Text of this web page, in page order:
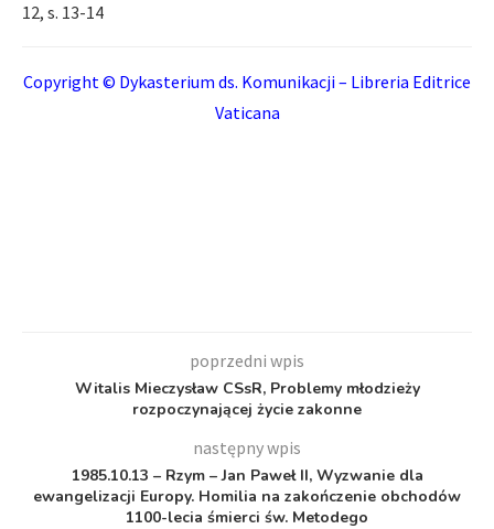
12, s. 13-14
Copyright © Dykasterium ds. Komunikacji – Libreria Editrice
Vaticana
poprzedni wpis
Witalis Mieczysław CSsR, Problemy młodzieży
rozpoczynającej życie zakonne
następny wpis
1985.10.13 – Rzym – Jan Paweł II, Wyzwanie dla
ewangelizacji Europy. Homilia na zakończenie obchodów
1100-lecia śmierci św. Metodego